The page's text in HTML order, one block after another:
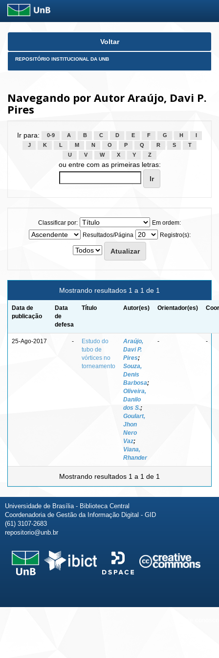
Skip
Voltar
REPOSITÓRIO INSTITUCIONAL DA UNB
Navegando por Autor Araújo, Davi P.
Pires
Ir para: 0-9 A B C D E F G H
J
K L M N O P Q R S
T
U
V W X Y Z
ou entre com as primeiras letras:
Classificar por:
Em ordem:
Resultados/Página
Registro(s):
Mostrando resultados 1 a 1 de 1
Data de
publicação
Data
de
defesa
Título Autor(es) Orientador(es)
25-Ago-2017 -
Estudo do
tubo de
vórtices no
torneamento
Araújo,
Davi P.
Pires;
Souza,
Denis
Barbosa;
Oliveira,
Danilo
dos S.;
Goulart,
Jhon
Nero
Vaz;
Viana,
Rhander
- -
Mostrando resultados 1 a 1 de 1
Universidade de Brasília - Biblioteca Central
Coordenadoria de Gestão da Informação Digital - GID
(61) 3107-2683
repositorio@unb.br